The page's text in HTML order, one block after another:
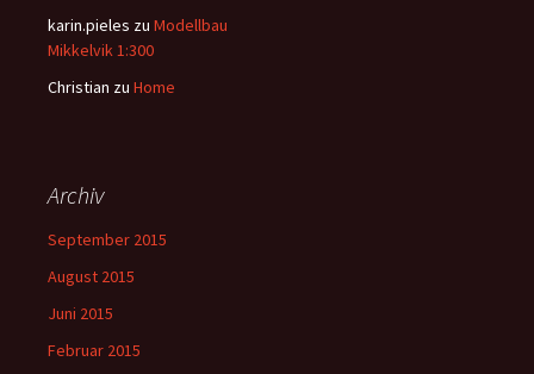
karin.pieles zu Modellbau
Mikkelvik 1:300
Christian zu Home
Archiv
September 2015
August 2015
Juni 2015
Februar 2015